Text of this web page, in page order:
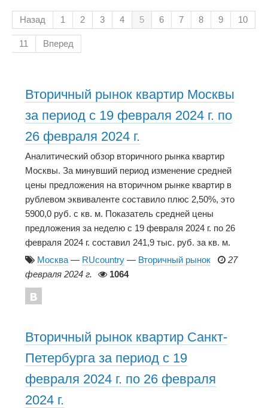
Назад 1 2 3 4 5 6 7 8 9 10
11 Вперед
Вторичный рынок квартир Москвы
за период с 19 февраля 2024 г. по
26 февраля 2024 г.
Аналитический обзор вторичного рынка квартир
Москвы. За минувший период изменение средней
цены предложения на вторичном рынке квартир в
рублевом эквиваленте составило плюс 2,50%, это
5900,0 руб. с кв. м. Показатель средней цены
предложения за неделю с 19 февраля 2024 г. по 26
февраля 2024 г. составил 241,9 тыс. руб. за кв. м.
Москва — RUcountry — Вторичный рынок
27
февраля 2024 г.
1064
Вторичный рынок квартир Санкт-
Петербурга за период с 19
февраля 2024 г. по 26 февраля
2024 г.